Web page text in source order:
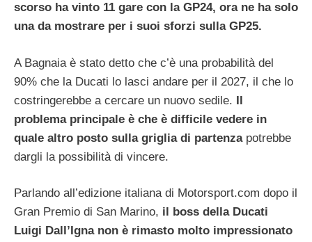
scorso ha vinto 11 gare con la GP24, ora ne ha solo
una da mostrare per i suoi sforzi sulla GP25.
A Bagnaia è stato detto che c’è una probabilità del
90% che la Ducati lo lasci andare per il 2027, il che lo
costringerebbe a cercare un nuovo sedile. Il
problema principale è che è difficile vedere in
quale altro posto sulla griglia di partenzapotrebbe
dargli la possibilità di vincere.
Parlando all’edizione italiana di Motorsport.com dopo il
Gran Premio di San Marino, il boss della Ducati
Luigi Dall’Igna non è rimasto molto impressionato